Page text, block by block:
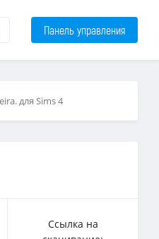
Панель управления
для Sims 4
Ссылка на